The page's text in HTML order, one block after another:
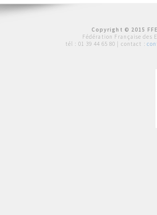
Copyright © 2015
Fédération Française des
tél : 01 39 44 65 80 | contact :